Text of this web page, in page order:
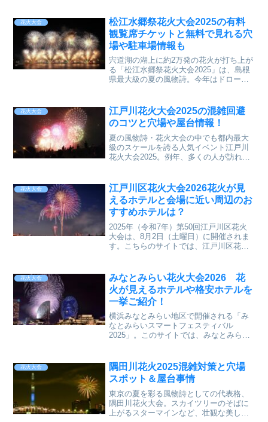
花火大会
松江水郷祭花火大会2025の有料
観覧席チケットと無料で見れる穴
場や駐車場情報も
宍道湖の湖上に約2万発の花火が打ち上が
る「松江水郷祭花火大会2025」は、島根
県最大級の夏の風物詩。今年はドローン
火大会2025の有料観覧席のチケット購入
方法
花火大会
江戸川花火大会2025の混雑回避
のコツと穴場や屋台情報！
夏の風物詩・花火大会の中でも都内最大
級のスケールを誇る人気イベント江戸川
花火大会2025。例年、多くの人が訪れる
基本情報やアクセス、混雑回避のコツと
穴場や屋台
花火大会
江戸川区花火大会2026花火が見
えるホテルと会場に近い周辺のお
すすめホテルは？
2025年（令和7年）第50回江戸川区花火
大会は、8月2日（土曜日）に開催されま
す。こちらのサイトでは、江戸川区花火
は、ご覧になりたい項目をタップ
花火大会
みなとみらい花火大会2026 花
火が見えるホテルや格安ホテルを
一挙ご紹介！
横浜みなとみらい地区で開催される「み
なとみらいスマートフェスティバル
2025」。このサイトでは、みなとみらい
20,000発の花火の打ち上げということ
で、迫力満点！
花火大会
隅田川花火2025混雑対策と穴場
スポット＆屋台事情
東京の夏を彩る風物詩としての代表格、
隅田川花火大会。スカイツリーのそばに
上がるスターマインなど、壮観な美しさ